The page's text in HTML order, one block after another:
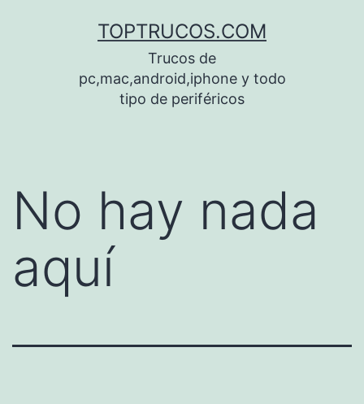
TOPTRUCOS.COM
Trucos de
pc,mac,android,iphone y todo
tipo de periféricos
No hay nada
aquí